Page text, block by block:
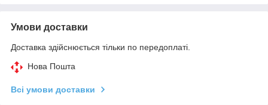
Умови доставки
Доставка здійснюється тільки по передоплаті.
Нова Пошта
Всі умови доставки